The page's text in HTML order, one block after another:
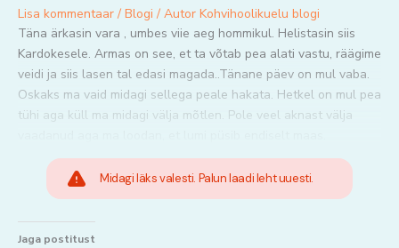
Lisa kommentaar / Blogi / Autor Kohvihoolikuelu blogi
Täna ärkasin vara , umbes viie aeg hommikul. Helistasin siis
Kardokesele. Armas on see, et ta võtab pea alati vastu, räägime
veidi ja siis lasen tal edasi magada..Tänane päev on mul vaba.
Oskaks ma vaid midagi sellega peale hakata. Hetkel on mul pea
tühi aga küll ma midagi välja mõtlen. Pole veel aknast välja
Midagi läks valesti. Palun laadi leht uuesti.
Jaga postitust